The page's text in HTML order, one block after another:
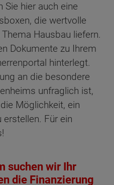
hier auch eine
die wertvolle
Hausbau liefern.
Dokumente zu Ihrem
hinterlegt.
an die besondere
unfraglich ist,
Möglichkeit, ein
Für ein
suchen wir Ihr
die Finanzierung